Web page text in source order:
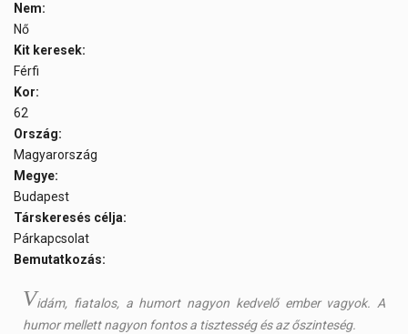
Nem:
Nő
Kit keresek:
Férfi
Kor:
62
Ország:
Magyarország
Megye:
Budapest
Társkeresés célja:
Párkapcsolat
Bemutatkozás:
Vidám, fiatalos, a humort nagyon kedvelő ember vagyok. A
humor mellett nagyon fontos a tisztesség és az őszinteség.